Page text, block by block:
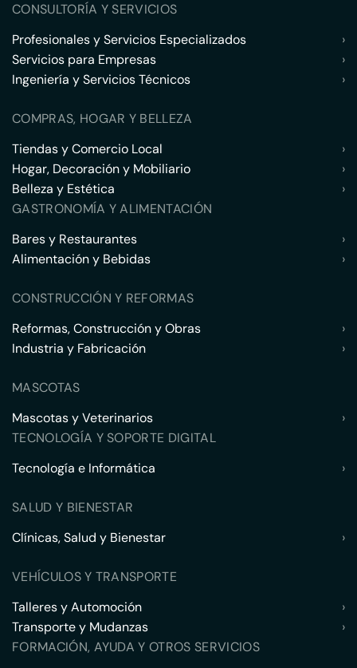
CONSULTORÍA Y SERVICIOS
Profesionales y Servicios Especializados
›
Servicios para Empresas
›
Ingeniería y Servicios Técnicos
›
COMPRAS, HOGAR Y BELLEZA
Tiendas y Comercio Local
›
Hogar, Decoración y Mobiliario
›
Belleza y Estética
›
GASTRONOMÍA Y ALIMENTACIÓN
Bares y Restaurantes
›
Alimentación y Bebidas
›
CONSTRUCCIÓN Y REFORMAS
Reformas, Construcción y Obras
›
Industria y Fabricación
›
MASCOTAS
Mascotas y Veterinarios
›
TECNOLOGÍA Y SOPORTE DIGITAL
Tecnología e Informática
›
SALUD Y BIENESTAR
Clínicas, Salud y Bienestar
›
VEHÍCULOS Y TRANSPORTE
Talleres y Automoción
›
Transporte y Mudanzas
›
FORMACIÓN, AYUDA Y OTROS SERVICIOS